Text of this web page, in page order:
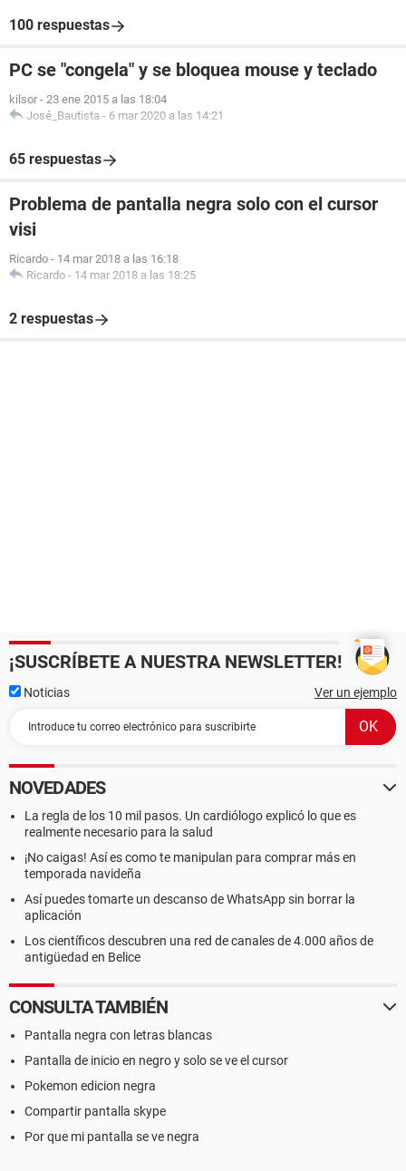
100 respuestas
PC se "congela" y se bloquea mouse y teclado
kilsor - 23 ene 2015 a las 18:04
José_Bautista - 6 mar 2020 a las 14:21
65 respuestas
Problema de pantalla negra solo con el cursor
visi
Ricardo - 14 mar 2018 a las 16:18
Ricardo - 14 mar 2018 a las 18:25
2 respuestas
¡SUSCRÍBETE A NUESTRA NEWSLETTER!
Noticias Ver un ejemplo
NOVEDADES
La regla de los 10 mil pasos. Un cardiólogo explicó lo que es
realmente necesario para la salud
¡No caigas! Así es como te manipulan para comprar más en
temporada navideña
Así puedes tomarte un descanso de WhatsApp sin borrar la
aplicación
Los científicos descubren una red de canales de 4.000 años de
antigüedad en Belice
CONSULTA TAMBIÉN
Pantalla negra con letras blancas
Pantalla de inicio en negro y solo se ve el cursor
Pokemon edicion negra
Compartir pantalla skype
Por que mi pantalla se ve negra